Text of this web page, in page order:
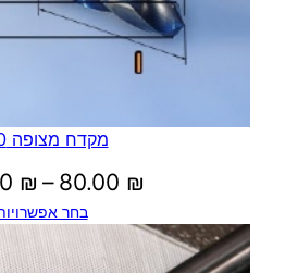
מקדח מצופה K10
80.00 ₪
–
₪
בחר